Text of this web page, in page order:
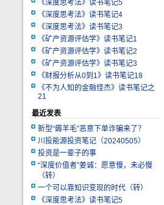
《深度思考法》读书笔记5
《深度思考法》读书笔记4
《深度思考法》读书笔记3
《矿产资源评估学》读书笔记1
《矿产资源评估学》读书笔记2
《矿产资源评估学》读书笔记3
《财报分析从0到1》读书笔记18
《不为人知的金融怪杰》读书笔记之
21
最近发表
新型“薅羊毛”恶意下单诈骗来了？
川投能源投资笔记（20240505）
投资是一辈子的事
“深度价值者”姜诚：愿意慢，未必慢
（转）
一个可以靠知识变现的时代（转）
《深度思考法》读书笔记5